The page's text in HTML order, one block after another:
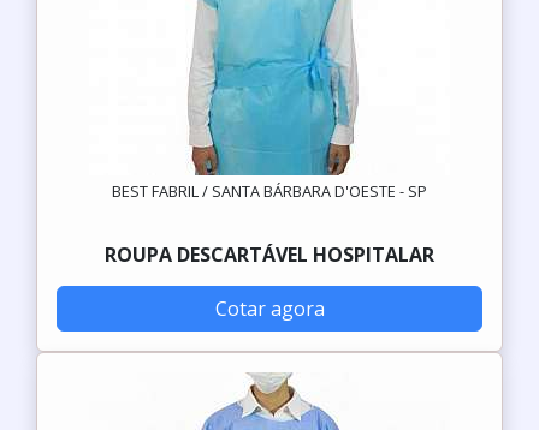
BEST FABRIL / SANTA BÁRBARA D'OESTE - SP
ROUPA DESCARTÁVEL HOSPITALAR
Cotar agora